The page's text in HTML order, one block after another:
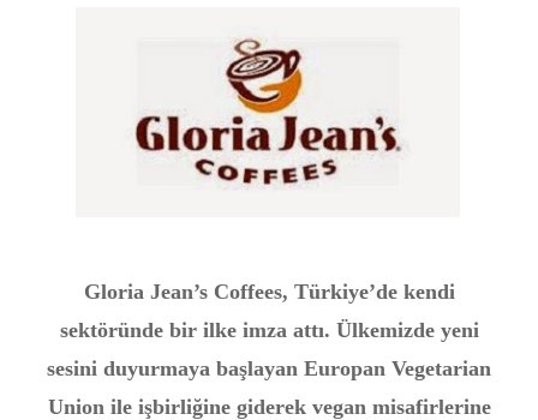
Gloria Jean’s Coffees, Türkiye’de kendi
sektöründe bir ilke imza attı. Ülkemizde yeni
sesini duyurmaya başlayan Europan Vegetarian
Union ile işbirliğine giderek vegan misafirlerine